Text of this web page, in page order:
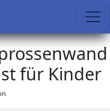
für Kinder